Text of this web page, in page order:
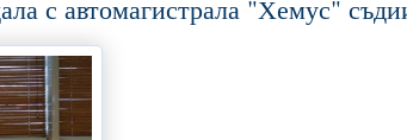
с автомагистрала "Хемус"